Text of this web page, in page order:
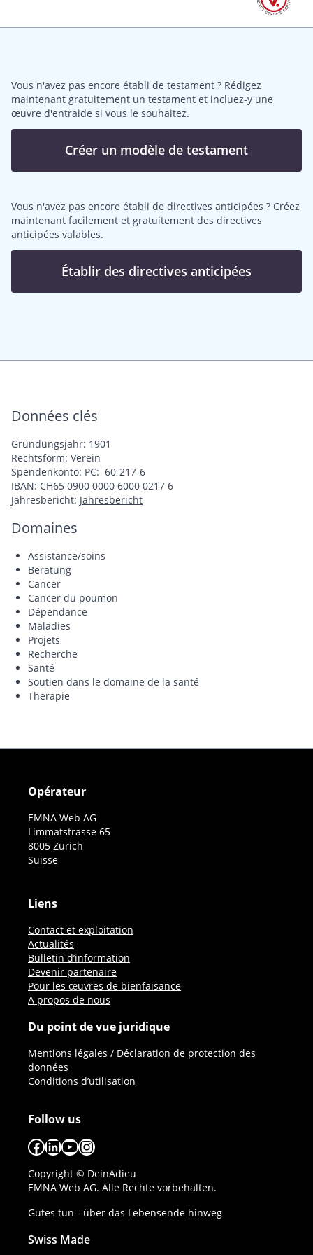
Vous n'avez pas encore établi de testament ? Rédigez
maintenant gratuitement un testament et incluez-y une
œuvre d'entraide si vous le souhaitez.
Créer un modèle de testament
Vous n'avez pas encore établi de directives anticipées ? Créez
maintenant facilement et gratuitement des directives
anticipées valables.
Établir des directives anticipées
Données clés
Gründungsjahr: 1901
Rechtsform: Verein
Spendenkonto: PC: 60-217-6
IBAN: CH65 0900 0000 6000 0217 6
Jahresbericht: Jahresbericht
Domaines
Assistance/soins
Beratung
Cancer
Cancer du poumon
Dépendance
Maladies
Projets
Recherche
Santé
Soutien dans le domaine de la santé
Therapie
Opérateur
EMNA Web AG
Limmatstrasse 65
8005 Zürich
Suisse
Liens
Contact et exploitation
Actualités
Bulletin d’information
Devenir partenaire
Pour les œuvres de bienfaisance
A propos de nous
Du point de vue juridique
Mentions légales / Déclaration de protection des
données
Conditions d’utilisation
Follow us
Facebook
LinkedIn
YouTube
Instagram
Copyright © DeinAdieu
EMNA Web AG. Alle Rechte vorbehalten.
Gutes tun - über das Lebensende hinweg
Swiss Made